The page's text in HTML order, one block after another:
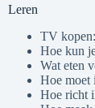
Leren
TV
Hoe kun
Wat eten
Hoe moet
Hoe richt